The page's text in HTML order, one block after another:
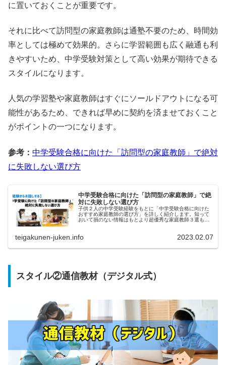
に置いておくことが重要です。
それに比べて訪問型の家庭教師は通塾不要のため、時間効
率としては極めて効果的。さらに学習範囲も広く融通も利
きやすいため、中学受験対策として高い効果が期待できる
スタイルになります。
人気の学習塾や家庭教師はすぐにソールドアウトになる可
能性があるため、できれば早めに契約を済ませておくこと
がポイントの一つになります。
参考： 中学受験合格に向けた「訪問型の家庭教師」で絶対
に失敗しない選び方
中学受験合格に向けた「訪問型の家庭教師」で絶
対に失敗しない選び方
子供２人の中学受験経験をもとに「中学受験合格に向けた
おすすめ家庭教師の選び方」を詳しく紹介します。知って
おいて損のない情報はもとより超優秀な家庭教師３選も抜
teigakunen-juken.info 2023.02.07
スタイル②通信教材（デジタル式）